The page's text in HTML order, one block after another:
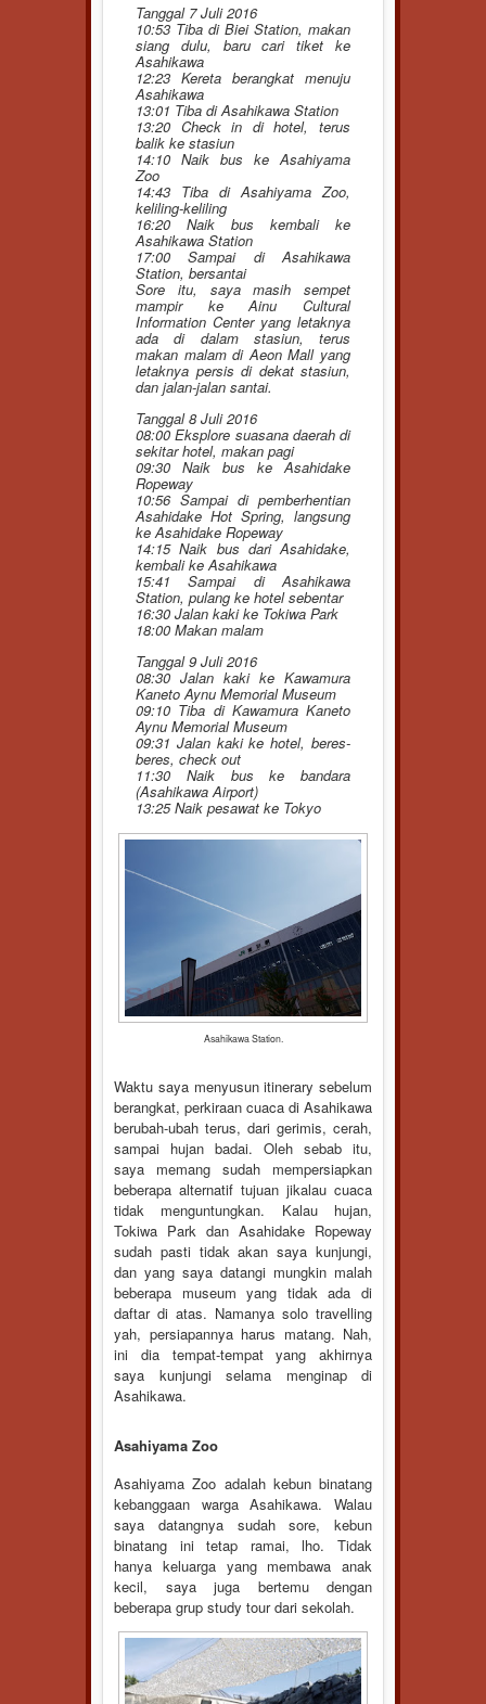
Tanggal 7 Juli 2016
10:53 Tiba di Biei Station, makan
siang dulu, baru cari tiket ke
Asahikawa
12:23 Kereta berangkat menuju
Asahikawa
13:01 Tiba di Asahikawa Station
13:20 Check in di hotel, terus
balik ke stasiun
14:10 Naik bus ke Asahiyama
Zoo
14:43 Tiba di Asahiyama Zoo,
keliling-keliling
16:20 Naik bus kembali ke
Asahikawa Station
17:00 Sampai di Asahikawa
Station, bersantai
Sore itu, saya masih sempet
mampir ke Ainu Cultural
Information Center yang letaknya
ada di dalam stasiun, terus
makan malam di Aeon Mall yang
letaknya persis di dekat stasiun,
dan jalan-jalan santai.
Tanggal 8 Juli 2016
08:00 Eksplore suasana daerah di
sekitar hotel, makan pagi
09:30 Naik bus ke Asahidake
Ropeway
10:56 Sampai di pemberhentian
Asahidake Hot Spring, langsung
ke Asahidake Ropeway
14:15 Naik bus dari Asahidake,
kembali ke Asahikawa
15:41 Sampai di Asahikawa
Station, pulang ke hotel sebentar
16:30 Jalan kaki ke Tokiwa Park
18:00 Makan malam
Tanggal 9 Juli 2016
08:30 Jalan kaki ke Kawamura
Kaneto Aynu Memorial Museum
09:10 Tiba di Kawamura Kaneto
Aynu Memorial Museum
09:31 Jalan kaki ke hotel, beres-
beres, check out
11:30 Naik bus ke bandara
(Asahikawa Airport)
13:25 Naik pesawat ke Tokyo
Asahikawa Station.
Waktu saya menyusun itinerary sebelum
berangkat, perkiraan cuaca di Asahikawa
berubah-ubah terus, dari gerimis, cerah,
sampai hujan badai. Oleh sebab itu,
saya memang sudah mempersiapkan
beberapa alternatif tujuan jikalau cuaca
tidak menguntungkan. Kalau hujan,
Tokiwa Park dan Asahidake Ropeway
sudah pasti tidak akan saya kunjungi,
dan yang saya datangi mungkin malah
beberapa museum yang tidak ada di
daftar di atas. Namanya solo travelling
yah, persiapannya harus matang. Nah,
ini dia tempat-tempat yang akhirnya
saya kunjungi selama menginap di
Asahikawa.
Asahiyama Zoo
Asahiyama Zoo adalah kebun binatang
kebanggaan warga Asahikawa. Walau
saya datangnya sudah sore, kebun
binatang ini tetap ramai, lho. Tidak
hanya keluarga yang membawa anak
kecil, saya juga bertemu dengan
beberapa grup study tour dari sekolah.